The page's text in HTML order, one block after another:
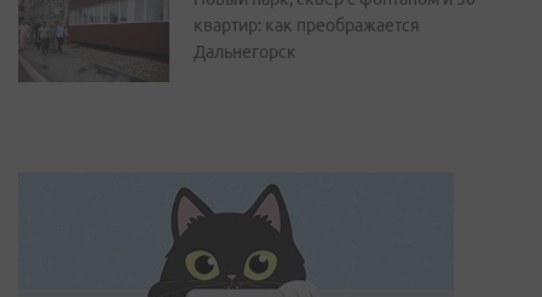
квартир: как преображается
Дальнегорск